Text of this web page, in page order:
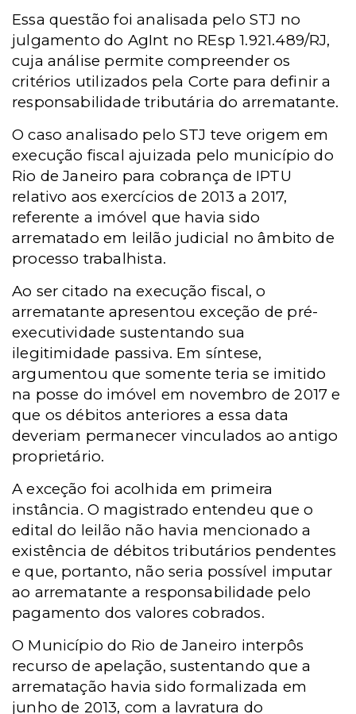
Essa questão foi analisada pelo STJ no
julgamento do AgInt no REsp 1.921.489/RJ,
cuja análise permite compreender os
critérios utilizados pela Corte para definir a
responsabilidade tributária do arrematante.
O caso analisado pelo STJ teve origem em
execução fiscal ajuizada pelo município do
Rio de Janeiro para cobrança de IPTU
relativo aos exercícios de 2013 a 2017,
referente a imóvel que havia sido
arrematado em leilão judicial no âmbito de
processo trabalhista.
Ao ser citado na execução fiscal, o
arrematante apresentou exceção de pré-
executividade sustentando sua
ilegitimidade passiva. Em síntese,
argumentou que somente teria se imitido
na posse do imóvel em novembro de 2017 e
que os débitos anteriores a essa data
deveriam permanecer vinculados ao antigo
proprietário.
A exceção foi acolhida em primeira
instância. O magistrado entendeu que o
edital do leilão não havia mencionado a
existência de débitos tributários pendentes
e que, portanto, não seria possível imputar
ao arrematante a responsabilidade pelo
pagamento dos valores cobrados.
O Município do Rio de Janeiro interpôs
recurso de apelação, sustentando que a
arrematação havia sido formalizada em
junho de 2013, com a lavratura do